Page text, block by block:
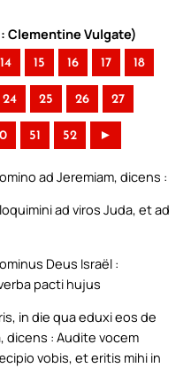
Clementine Vulgate)
14 15 16 17 18
24 25 26 27
51 52 ►
ad Jeremiam, dicens :
ad viros Juda, et ad
Deus Israël :
pacti hujus
in die qua eduxi eos de
: Audite vocem
vobis, et eritis mihi in